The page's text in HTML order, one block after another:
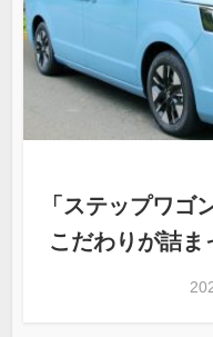
「ステップワゴ
こだわりが詰ま